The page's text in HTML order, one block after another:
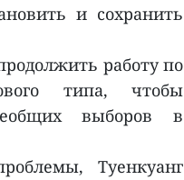
и сохранить
работу по
типа, чтобы
выборов в
Туенкуанг